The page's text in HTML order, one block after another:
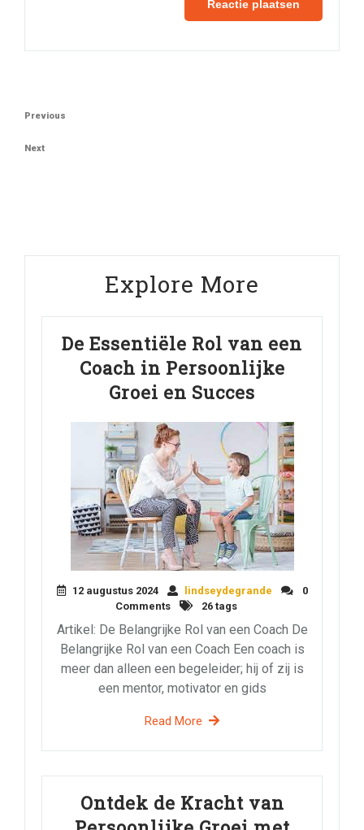
Berichtnavigatie
Previous
Previous
Next
Next
Explore More
De Essentiële Rol van een
Coach in Persoonlijke
Groei en Succes
12 augustus 2024 lindseydegrande
0
Comments
26 tags
Artikel: De Belangrijke Rol van een Coach De
Belangrijke Rol van een Coach Een coach is
meer dan alleen een begeleider; hij of zij is
een mentor, motivator en gids
Read More
Ontdek de Kracht van